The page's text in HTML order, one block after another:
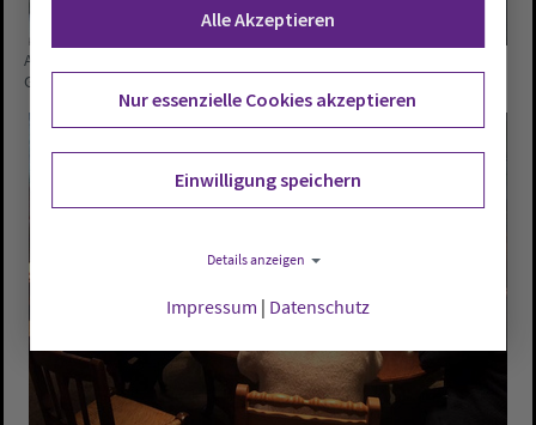
Ausschließlich vegetarische Alternativen landeten in Sande auf dem
Grill. Foto: U. Fleischer/Sande
Alle Akzeptieren
Nur essenzielle Cookies akzeptieren
Einwilligung speichern
Details anzeigen
Impressum | Datenschutz